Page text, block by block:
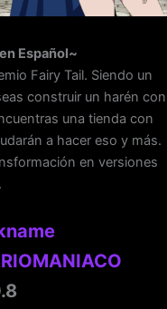
Español~
Fairy Tail. Siendo un
construir un harén con
una tienda con
a hacer eso y más.
en versiones